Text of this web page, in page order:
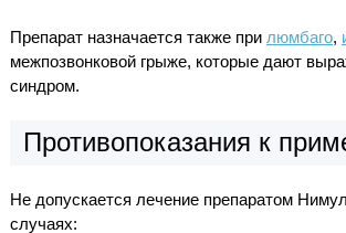
Препарат назначается также при люмбаго,
межпозвонковой грыже, которые дают
синдром.
Противопоказания к
Не допускается лечение препаратом
случаях: